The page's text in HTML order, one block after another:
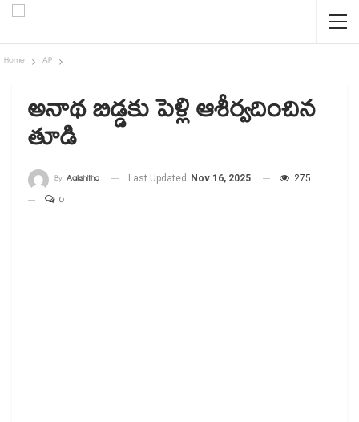
Home AP
అనాథ బిడ్డకు పెళ్లి ఆశీర్వదించిన
తూడి
By Aakshitha Last Updated Nov 16, 2025 275
0